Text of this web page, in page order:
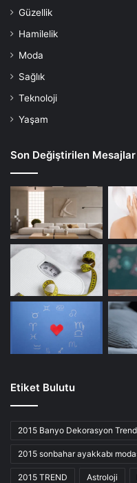
Güzellik
Hamilelik
Moda
Sağlık
Teknoloji
Yaşam
Son Değiştirilen Mesajlar
Etiket Bulutu
2015 Banyo Dekorasyon
2015 sonbahar ayakkabı
2015 TREND Astroloji